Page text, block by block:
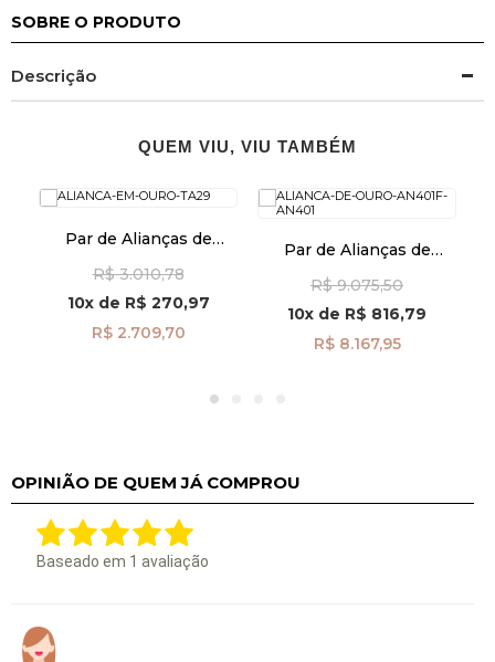
SOBRE O PRODUTO
Descrição
QUEM VIU, VIU TAMBÉM
Par de Alianças de
2,9mm ta29
R$ 3.010,78
10xde R$ 270,97
R$ 2.709,70
Par de Alianças de
Semi Anatômica 4,0mm
al40034
R$ 9.075,50
10x de R$ 816,79
R$ 8.167,95
OPINIÃO DE QUEM JÁ COMPROU
Baseado em 1 avaliação